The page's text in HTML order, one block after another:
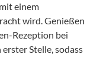
einem
wird. Genießen
Rezeption bei
Stelle, sodass